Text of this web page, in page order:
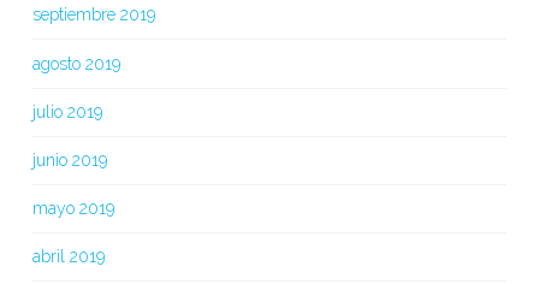
septiembre 2019
agosto 2019
julio 2019
junio 2019
mayo 2019
abril 2019